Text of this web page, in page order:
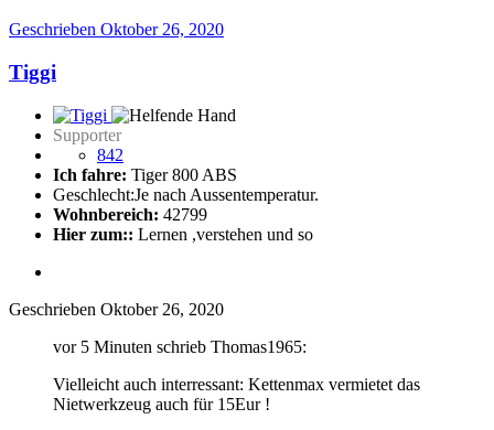
Geschrieben Oktober 26, 2020
Tiggi
Supporter
842
Ich fahre: Tiger 800 ABS
Geschlecht:Je nach Aussentemperatur.
Wohnbereich: 42799
Hier zum:: Lernen ,verstehen und so
Geschrieben Oktober 26, 2020
vor 5 Minuten schrieb Thomas1965:
Vielleicht auch interressant: Kettenmax vermietet das
Nietwerkzeug auch für 15Eur !